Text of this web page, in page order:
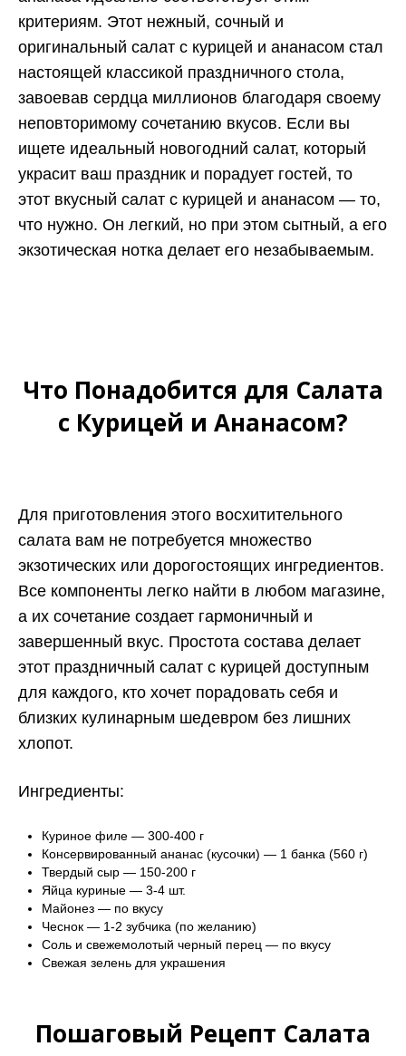
критериям. Этот нежный, сочный и
оригинальный салат с курицей и ананасом стал
настоящей классикой праздничного стола,
завоевав сердца миллионов благодаря своему
неповторимому сочетанию вкусов. Если вы
ищете идеальный новогодний салат, который
украсит ваш праздник и порадует гостей, то
этот вкусный салат с курицей и ананасом — то,
что нужно. Он легкий, но при этом сытный, а его
экзотическая нотка делает его незабываемым.
Что Понадобится для Салата
с Курицей и Ананасом?
Для приготовления этого восхитительного
салата вам не потребуется множество
экзотических или дорогостоящих ингредиентов.
Все компоненты легко найти в любом магазине,
а их сочетание создает гармоничный и
завершенный вкус. Простота состава делает
этот праздничный салат с курицей доступным
для каждого, кто хочет порадовать себя и
близких кулинарным шедевром без лишних
хлопот.
Ингредиенты:
Куриное филе — 300-400 г
Консервированный ананас (кусочки) — 1 банка (560 г)
Твердый сыр — 150-200 г
Яйца куриные — 3-4 шт.
Майонез — по вкусу
Чеснок — 1-2 зубчика (по желанию)
Соль и свежемолотый черный перец — по вкусу
Свежая зелень для украшения
Пошаговый Рецепт Салата